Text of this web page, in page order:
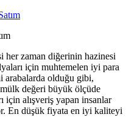
her zaman diğerinin hazinesi
için muhtemelen iyi para
arabalarda olduğu gibi,
değeri büyük ölçüde
için alışveriş yapan insanlar
En düşük fiyata en iyi kaliteyi